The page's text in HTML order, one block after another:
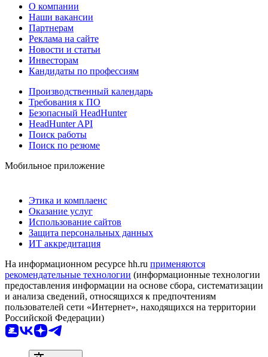
О компании
Наши вакансии
Партнерам
Реклама на сайте
Новости и статьи
Инвесторам
Кандидаты по профессиям
Производственный календарь
Требования к ПО
Безопасный HeadHunter
HeadHunter API
Поиск работы
Поиск по резюме
Мобильное приложение
Этика и комплаенс
Оказание услуг
Использование сайтов
Защита персональных данных
ИТ аккредитация
На информационном ресурсе hh.ru применяются
рекомендательные технологии (информационные технологии
предоставления информации на основе сбора, систематизации
и анализа сведений, относящихся к предпочтениям
пользователей сети «Интернет», находящихся на территории
Российской Федерации)